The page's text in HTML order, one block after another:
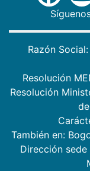
Razón
Resolución
Resolución
También en:
Dirección